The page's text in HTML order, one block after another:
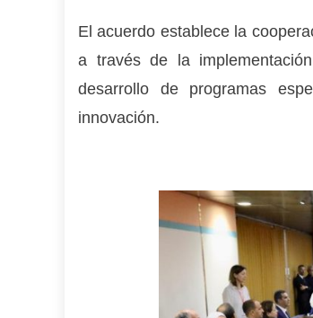
El acuerdo establece la
a través de la
desarrollo de programas
innovación.